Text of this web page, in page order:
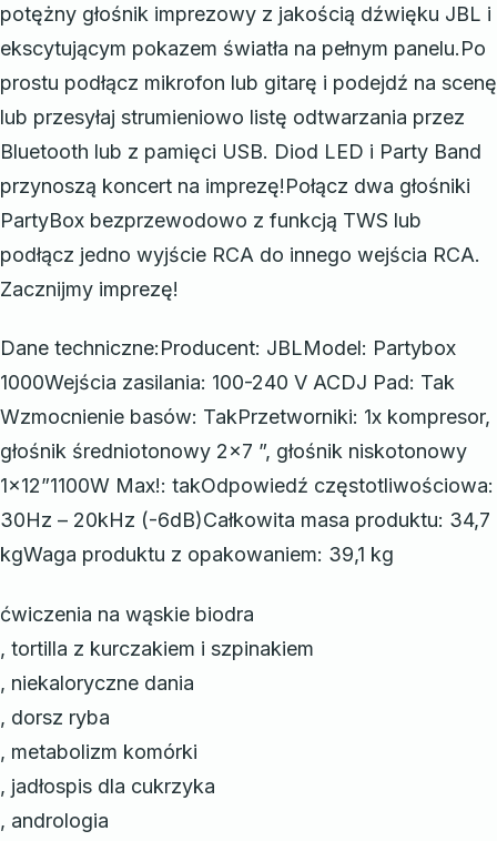
potężny głośnik imprezowy z jakością dźwięku JBL i
ekscytującym pokazem światła na pełnym panelu.Po
prostu podłącz mikrofon lub gitarę i podejdź na scenę
lub przesyłaj strumieniowo listę odtwarzania przez
Bluetooth lub z pamięci USB. Diod LED i Party Band
przynoszą koncert na imprezę!Połącz dwa głośniki
PartyBox bezprzewodowo z funkcją TWS lub
podłącz jedno wyjście RCA do innego wejścia RCA.
Zacznijmy imprezę!
Dane techniczne:Producent: JBLModel: Partybox
1000Wejścia zasilania: 100-240 V ACDJ Pad: Tak
Wzmocnienie basów: TakPrzetworniki: 1x kompresor,
głośnik średniotonowy 2×7 ”, głośnik niskotonowy
1×12”1100W Max!: takOdpowiedź częstotliwościowa:
30Hz – 20kHz (-6dB)Całkowita masa produktu: 34,7
kgWaga produktu z opakowaniem: 39,1 kg
ćwiczenia na wąskie biodra
, tortilla z kurczakiem i szpinakiem
, niekaloryczne dania
, dorsz ryba
, metabolizm komórki
, jadłospis dla cukrzyka
, andrologia